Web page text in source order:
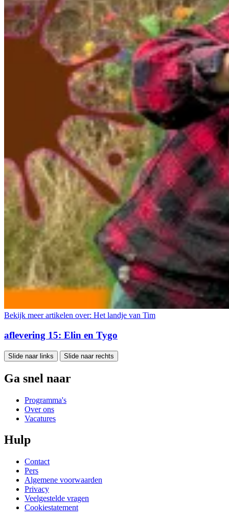
Bekijk meer artikelen over: Het landje van Tim
aflevering 15: Elin en Tygo
Slide naar links Slide naar rechts
Ga snel naar
Programma's
Over ons
Vacatures
Hulp
Contact
Pers
Algemene voorwaarden
Privacy
Veelgestelde vragen
Cookiestatement